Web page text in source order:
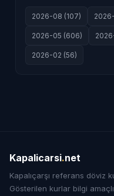
2026-08 (107)
2026-05 (606)
2026-02 (56)
Kapalicarsi.net
Kapalıçarşı referans döviz
Gösterilen kurlar bilgi